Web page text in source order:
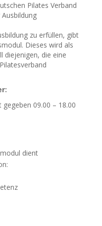
Pilates Verband
zu erfüllen, gibt
Dieses wird als
diejenigen, die eine
09.00 – 18.00
dient